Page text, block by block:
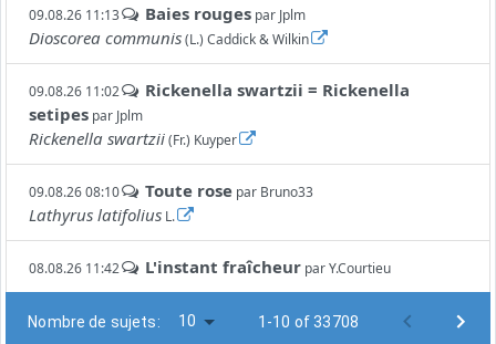
09.08.26 11:13 Baies rouges par Jplm
Dioscorea communis(L.) Caddick & Wilkin
09.08.26 11:02
Rickenella swartzii = Rickenella
setipes par Jplm
Rickenella swartzii(Fr.) Kuyper
09.08.26 08:10 Toute rose par Bruno33
Lathyrus latifolius L.
08.08.26 11:42 L'instant fraîcheur parY.Courtieu
Nombre de sujets: 10 1-10 of 33708